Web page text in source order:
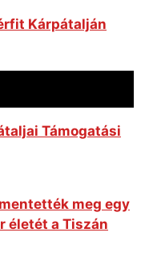
Kárpátalján
Támogatási
meg egy
életét a Tiszán